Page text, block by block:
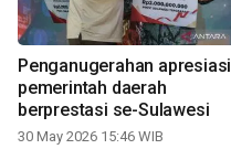
Penganugerahan apresiasi
pemerintah daerah
berprestasi se-Sulawesi
30 May 2026 15:46 WIB